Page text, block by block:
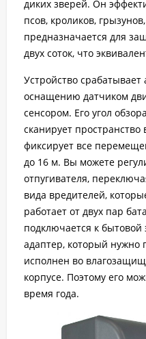
диких зверей. Он
псов, кроликов,
предназначается для
двух соток, что
Устройство срабатывает
оснащению датчиком
сенсором. Его угол
сканирует пространство
фиксирует все
до 16 м. Вы можете
отпугивателя,
вида вредителей,
работает от двух пар
подключается к бытовой
адаптер, который нужно
исполнен во
корпусе. Поэтому его
время года.